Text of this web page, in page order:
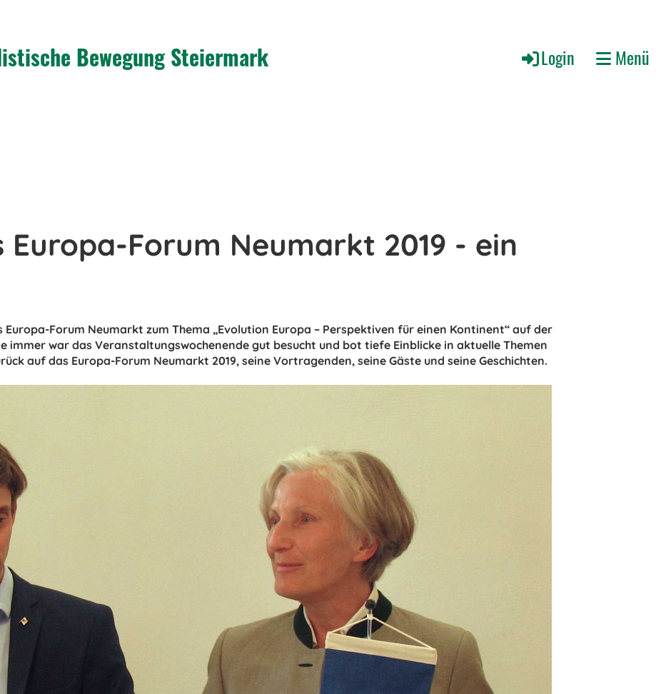
Bewegung Steiermark Login Menü
Europa-Forum Neumarkt 2019 - ein
Europa-Forum Neumarkt zum Thema „Evolution Europa – Perspektiven für einen Kontinent“ auf der
immer war das Veranstaltungswochenende gut besucht und bot tiefe Einblicke in aktuelle Themen
auf das Europa-Forum Neumarkt 2019, seine Vortragenden, seine Gäste und seine Geschichten.